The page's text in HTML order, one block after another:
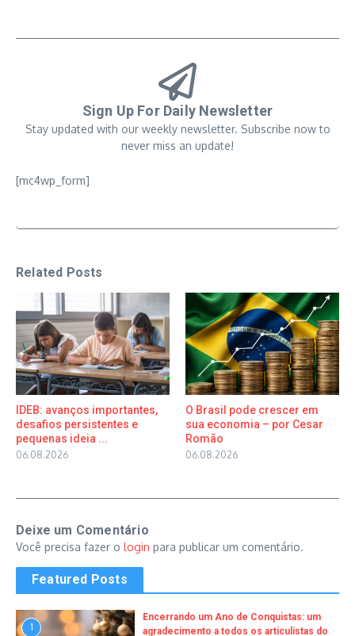
Sign Up For Daily Newsletter
Stay updated with our weekly newsletter. Subscribe now to
never miss an update!
[mc4wp_form]
Related Posts
IDEB: avanços importantes,
desafios persistentes e
pequenas ideia ...
06.08.2026
O Brasil pode crescer em
sua economia – por Cesar
Romão
06.08.2026
Deixe um Comentário
Você precisa fazer o login para publicar um comentário.
Featured Posts
1
Encerrando um Ano de Conquistas: um
agradecimento a todos os articulistas do